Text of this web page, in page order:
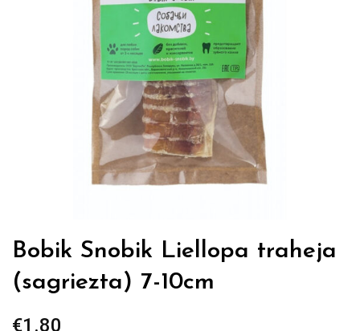
Bobik Snobik Liellopa traheja
(sagriezta) 7-10cm
€1.80